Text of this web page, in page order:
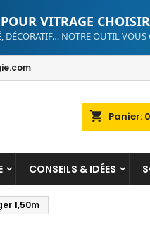
VITRAGE
DÉCORATIF… NOTRE OUTIL
shopping_cart Panier: 0
CONSEILS & IDÉES
1,50m
list
be logged in to save